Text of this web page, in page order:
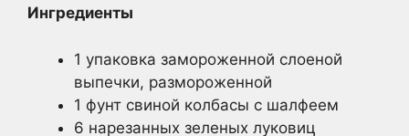
Ингредиенты
1 упаковка замороженной слоеной
выпечки, размороженной
1 фунт свиной колбасы с шалфеем
6 нарезанных зеленых луковиц